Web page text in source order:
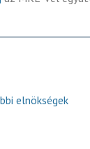
elnökségek